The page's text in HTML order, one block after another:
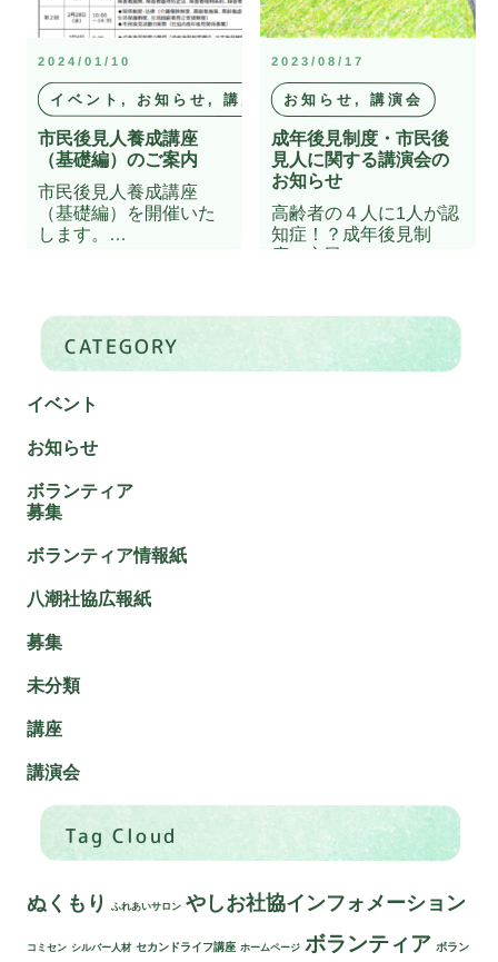
2024/01/10
イベント, お知らせ, 講座
市民後見人養成講座
（基礎編）のご案内
市民後見人養成講座
（基礎編）を開催いた
します。…
2023/08/17
お知らせ, 講演会
成年後見制度・市民後
見人に関する講演会の
お知らせ
高齢者の４人に1人が認
知症！？成年後見制
度・市民…
CATEGORY
イベント
お知らせ
ボランティア
募集
ボランティア情報紙
八潮社協広報紙
募集
未分類
講座
講演会
Tag Cloud
ぬくもり ふれあいサロン やしお社協インフォメーション
コミセン シルバー人材 セカンドライフ講座 ホームページ ボランティア ボラン